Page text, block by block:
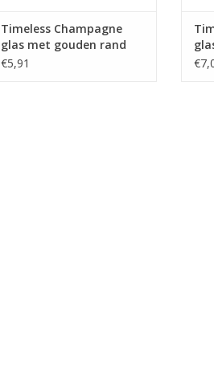
Timeless Champagne
glas met gouden rand
270ml
€5,91